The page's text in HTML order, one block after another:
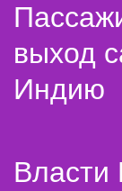
выход
Индию
Власти